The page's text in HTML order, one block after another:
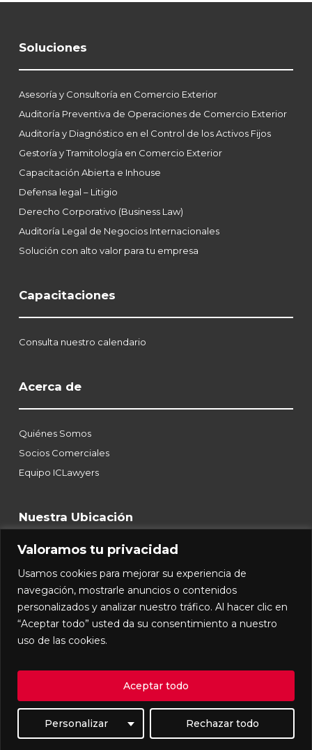
Valoramos tu privacidad
Usamos cookies para mejorar su experiencia de
navegación, mostrarle anuncios o contenidos
personalizados y analizar nuestro tráfico. Al hacer clic en
“Aceptar todo” usted da su consentimiento a nuestro
uso de las cookies.
Personalizar Rechazar todo
Aceptar todo
Soluciones
Asesoría y Consultoría en Comercio Exterior
Auditoría Preventiva de Operaciones de Comercio Exterior
Auditoría y Diagnóstico en el Control de los Activos Fijos
Gestoría y Tramitología en Comercio Exterior
Capacitación Abierta e Inhouse
Defensa legal – Litigio
Derecho Corporativo (Business Law)
Auditoría Legal de Negocios Internacionales
Solución con alto valor para tu empresa
Capacitaciones
Consulta nuestro calendario
Acerca de
Quiénes Somos
Socios Comerciales
Equipo ICLawyers
Nuestra Ubicación
Blvd. Campestre 2502, 6to Piso, Int 601,
Col. Bosques del Refugio, C.P. 37123,
León, Guanajuato.
+52 (477) 119 2517
contacto@iclawyers.mx
© 2026 ICLawyers. Todos los derechos reservados |
Aviso de Privacidad
facebooklinkedin youtubeinstagram